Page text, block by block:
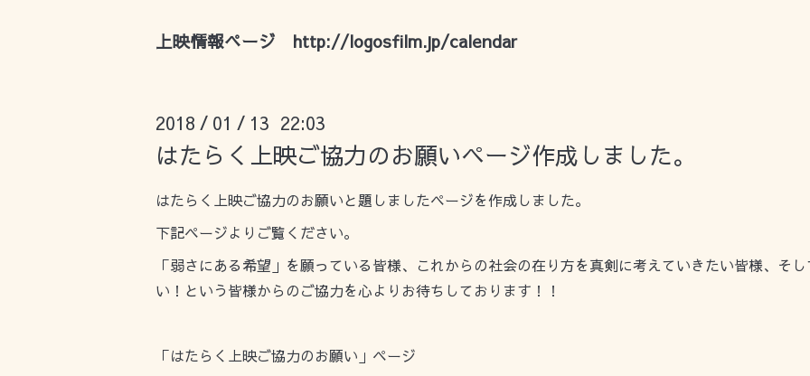
上映情報ページ http://logosfilm.jp/calendar
2018 / 01 / 13 22:03
はたらく上映ご協力のお願いページ作成しました。
はたらく上映ご協力のお願いと題しましたページを作成しました。
下記ページよりご覧ください。
「弱さにある希望」を願っている皆様、これからの社会の在り方を真剣に考えていきたい皆様、そ
い！という皆様からのご協力を心よりお待ちしております！！
「はたらく上映ご協力のお願い」ページ